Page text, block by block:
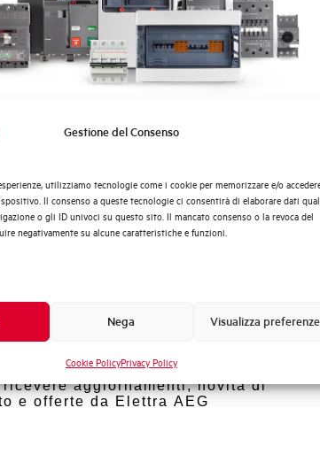
Gestione del Consenso
utilizziamo tecnologie come i cookie per memorizzare e/o
Il consenso a queste tecnologie ci consentirà di elaborare dati
o gli ID univoci su questo sito. Il mancato consenso o la revoca del
negativamente su alcune caratteristiche e funzioni.
Nega Visualizza preferenze
Cookie PolicyPrivacy Policy
dove
aiutarti.
ti interessano di più?
Industriale
Quadri
tecnica
aggiornamenti, novità di
e offerte da Elettra AEG